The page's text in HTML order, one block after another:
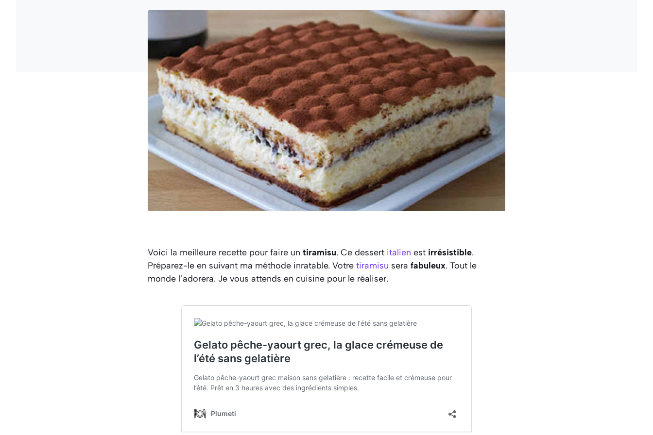
Voici la meilleure recette pour faire un tiramisu. Ce dessert italien est irrésistible.
Préparez-le en suivant ma méthode inratable. Votre tiramisu sera fabuleux. Tout le
monde l’adorera. Je vous attends en cuisine pour le réaliser.